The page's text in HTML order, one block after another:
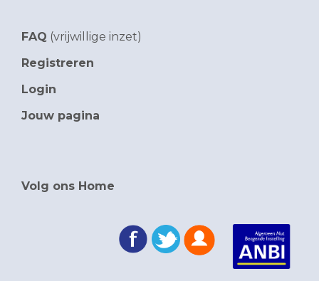
FAQ (vrijwillige inzet)
Registreren
Login
Jouw pagina
Volg ons Home